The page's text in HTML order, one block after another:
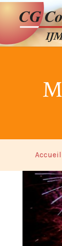
Accueil